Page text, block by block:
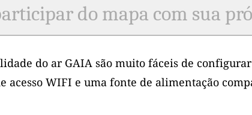
do mapa com sua
do ar GAIA são muito fáceis de
acesso WIFI e uma fonte de alimentação